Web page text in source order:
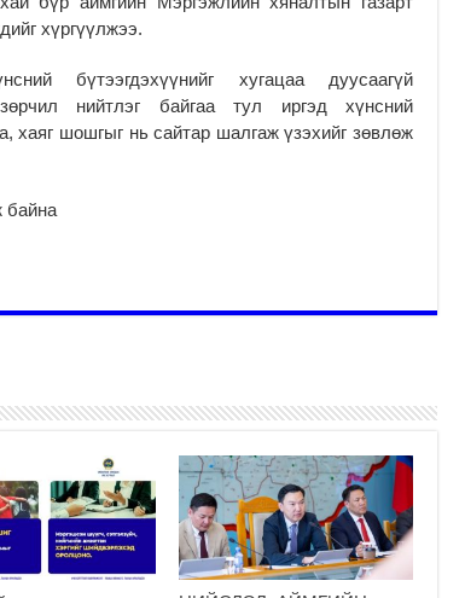
хүргүүлжээ.
бүтээгдэхүүнийг хугацаа дуусаагүй
нийтлэг байгаа тул иргэд хүнсний
хаяг шошгыг нь сайтар шалгаж үзэхийг зөвлөж
байна